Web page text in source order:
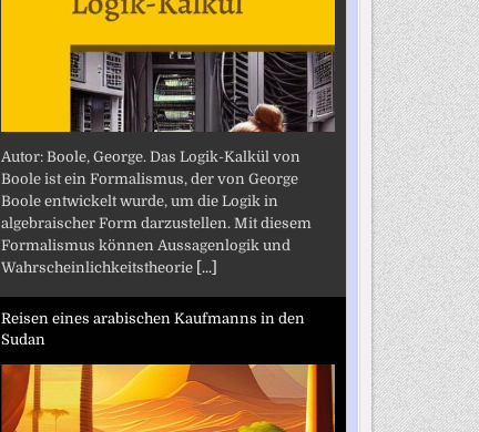
Autor: Boole, George. Das Logik-Kalkül von
Boole ist ein Formalismus, der von George
Boole entwickelt wurde, um die Logik in
algebraischer Form darzustellen. Mit diesem
Formalismus können Aussagenlogik und
Wahrscheinlichkeitstheorie [...]
Reisen eines arabischen Kaufmanns in den
Sudan